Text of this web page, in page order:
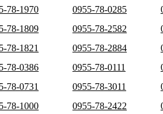
78-1970 0955-78-0285
78-1809 0955-78-2582
78-1821 0955-78-2884
78-0386 0955-78-0111
78-0731 0955-78-3011
78-1000 0955-78-2422